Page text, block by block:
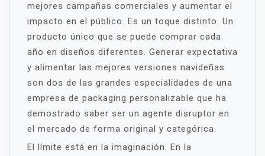
mejores campañas comerciales y aumentar el
impacto en el público. Es un toque distinto. Un
producto único que se puede comprar cada
año en diseños diferentes. Generar expectativa
y alimentar las mejores versiones navideñas
son dos de las grandes especialidades de una
empresa de packaging personalizable que ha
demostrado saber ser un agente disruptor en
el mercado de forma original y categórica.
El límite está en la imaginación. En la